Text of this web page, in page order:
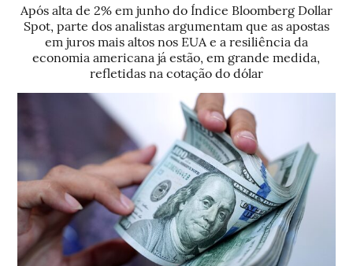
Após alta de 2% em junho do Índice Bloomberg Dollar
Spot, parte dos analistas argumentam que as apostas
em juros mais altos nos EUA e a resiliência da
economia americana já estão, em grande medida,
refletidas na cotação do dólar